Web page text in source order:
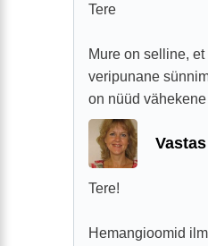
Tere
Mure on selline,
veripunane
on nüüd
Tere!
Hemangioomid